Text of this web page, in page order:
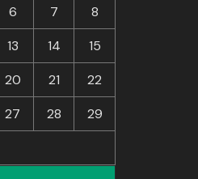
6 7
8
13 14
15
20 21
22
27 28
29